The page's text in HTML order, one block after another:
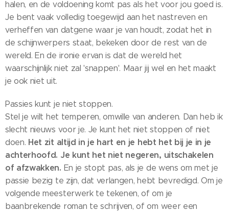
halen, en de voldoening komt pas als het voor jou goed is.
Je bent vaak volledig toegewijd aan het nastreven en
verheffen van datgene waar je van houdt, zodat het in
de schijnwerpers staat, bekeken door de rest van de
wereld. En de ironie ervan is dat de wereld het
waarschijnlijk niet zal 'snappen'. Maar jij wel en het maakt
je ook niet uit.
Passies kunt je niet stoppen.
Stel je wilt het temperen, omwille van anderen. Dan heb ik
slecht nieuws voor je. Je kunt het niet stoppen of niet
doen. Het zit altijd in je hart en je hebt het bij je in je
achterhoofd. Je kunt het niet negeren, uitschakelen
of afzwakken. En je stopt pas, als je de wens om met je
passie bezig te zijn, dat verlangen, hebt bevredigd. Om je
volgende meesterwerk te tekenen, of om je
baanbrekende roman te schrijven, of om weer een